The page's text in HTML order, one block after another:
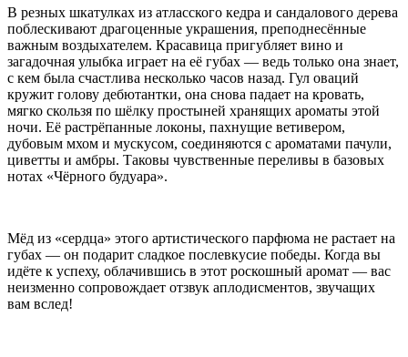
В резных шкатулках из атласского кедра и сандалового дерева
поблескивают драгоценные украшения, преподнесённые
важным воздыхателем. Красавица пригубляет вино и
загадочная улыбка играет на её губах — ведь только она знает,
с кем была счастлива несколько часов назад. Гул оваций
кружит голову дебютантки, она снова падает на кровать,
мягко скользя по шёлку простыней хранящих ароматы этой
ночи. Её растрёпанные локоны, пахнущие ветивером,
дубовым мхом и мускусом, соединяются с ароматами пачули,
циветты и амбры. Таковы чувственные переливы в базовых
нотах «Чёрного будуара».
Мёд из «сердца» этого артистического парфюма не растает на
губах — он подарит сладкое послевкусие победы. Когда вы
идёте к успеху, облачившись в этот роскошный аромат — вас
неизменно сопровождает отзвук аплодисментов, звучащих
вам вслед!